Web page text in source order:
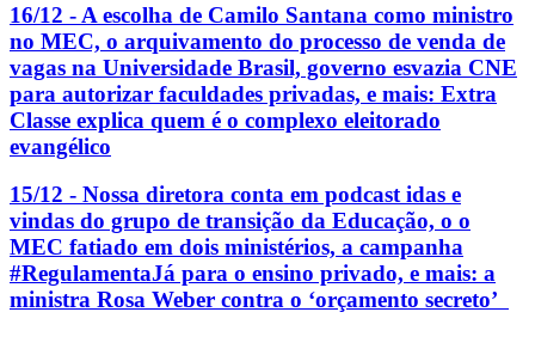
16/12 - A escolha de Camilo Santana como ministro
no MEC, o arquivamento do processo de venda de
vagas na Universidade Brasil, governo esvazia CNE
para autorizar faculdades privadas, e mais: Extra
Classe explica quem é o complexo eleitorado
evangélico
15/12 - Nossa diretora conta em podcast idas e
vindas do grupo de transição da Educação, o o
MEC fatiado em dois ministérios, a campanha
#RegulamentaJá para o ensino privado, e mais: a
ministra Rosa Weber contra o ‘orçamento secreto’